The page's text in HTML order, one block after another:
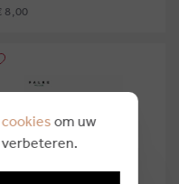
8,00
cookies om uw